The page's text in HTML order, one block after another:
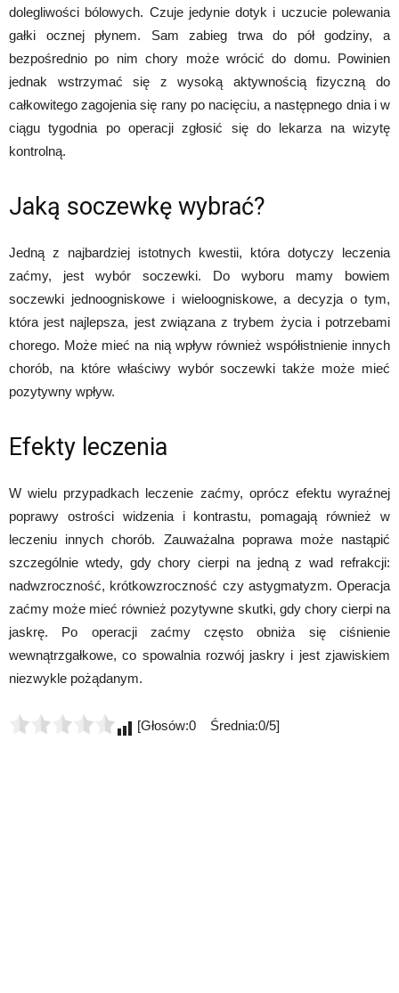
dolegliwości bólowych. Czuje jedynie dotyk i uczucie polewania
gałki ocznej płynem. Sam zabieg trwa do pół godziny, a
bezpośrednio po nim chory może wrócić do domu. Powinien
jednak wstrzymać się z wysoką aktywnością fizyczną do
całkowitego zagojenia się rany po nacięciu, a następnego dnia i w
ciągu tygodnia po operacji zgłosić się do lekarza na wizytę
kontrolną.
Jaką soczewkę wybrać?
Jedną z najbardziej istotnych kwestii, która dotyczy leczenia
zaćmy, jest wybór soczewki. Do wyboru mamy bowiem
soczewki jednoogniskowe i wieloogniskowe, a decyzja o tym,
która jest najlepsza, jest związana z trybem życia i potrzebami
chorego. Może mieć na nią wpływ również współistnienie innych
chorób, na które właściwy wybór soczewki także może mieć
pozytywny wpływ.
Efekty leczenia
W wielu przypadkach leczenie zaćmy, oprócz efektu wyraźnej
poprawy ostrości widzenia i kontrastu, pomagają również w
leczeniu innych chorób. Zauważalna poprawa może nastąpić
szczególnie wtedy, gdy chory cierpi na jedną z wad refrakcji:
nadwzroczność, krótkowzroczność czy astygmatyzm. Operacja
zaćmy może mieć również pozytywne skutki, gdy chory cierpi na
jaskrę. Po operacji zaćmy często obniża się ciśnienie
wewnątrzgałkowe, co spowalnia rozwój jaskry i jest zjawiskiem
niezwykle pożądanym.
[Głosów:0 Średnia:0/5]